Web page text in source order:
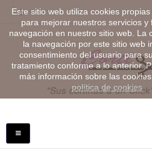
NAVEGACIÓN
TOGGLE
Este sitio web utiliza cookies
para mejorar nuestros servicios y
navegación en nuestro sitio web. La
la navegación por este sitio web
consentimiento del usuario para
tratamiento conforme a lo anterior.
más información sobre las
política de cookies